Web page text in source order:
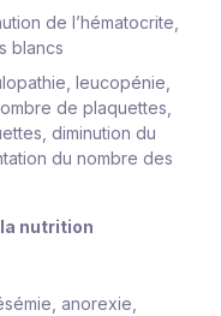
de l’hématocrite,
blancs
leucopénie,
de plaquettes,
diminution du
du nombre des
nutrition
anorexie,